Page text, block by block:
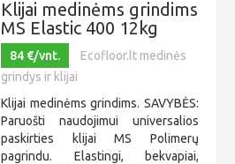
Klijai medinėms grindims
MS Elastic 400 12kg
84 €/vnt.
Ecofloor.lt medinės
grindys ir klijai
Klijai medinėms grindims. SAVYBĖS:
Paruošti naudojimui universalios
paskirties klijai MS Polimerų
pagrindu. Elastingi, bekvapiai,